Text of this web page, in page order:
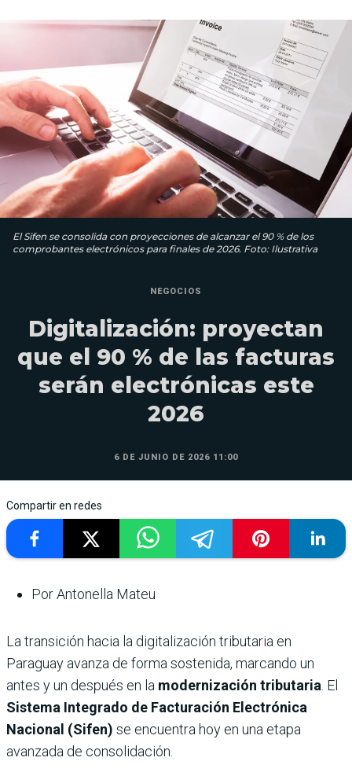
El Sifen se consolida con proyecciones de alcanzar el 90 % de los
comprobantes electrónicos para finales de 2026. Foto: Ilustrativa
NEGOCIOS
Digitalización: proyectan
que el 90 % de las facturas
serán electrónicas este
2026
6 DE JUNIO DE 2026 11:00
Compartir en redes
Por Antonella Mateu
La transición hacia la digitalización tributaria en
Paraguay avanza de forma sostenida, marcando un
antes y un después en la modernización tributaria. El
Sistema Integrado de Facturación Electrónica
Nacional (Sifen) se encuentra hoy en una etapa
avanzada de consolidación.